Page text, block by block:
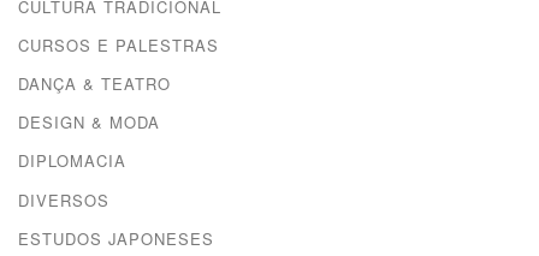
CULTURA TRADICIONAL
CURSOS E PALESTRAS
DANÇA & TEATRO
DESIGN & MODA
DIPLOMACIA
DIVERSOS
ESTUDOS JAPONESES